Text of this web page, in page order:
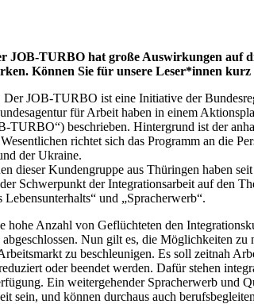
JOB-TURBO hat große Auswirkungen auf
Können Sie für unsere Leser*innen
Der JOB-TURBO ist eine Initiative der
für Arbeit haben in einem
TURBO“) beschrieben. Hintergrund ist der
richtet sich das Programm an die
der Ukraine.
dieser Kundengruppe aus Thüringen haben
Schwerpunkt der Integrationsarbeit auf den
Lebensunterhalts“ und „Spracherwerb“.
hohe Anzahl von Geflüchteten den
abgeschlossen. Nun gilt es, die Möglichkeiten
zu beschleunigen. Es soll zeitnah
oder beendet werden. Dafür stehen
Ein weitergehender Spracherwerb und
sein, und können durchaus auch